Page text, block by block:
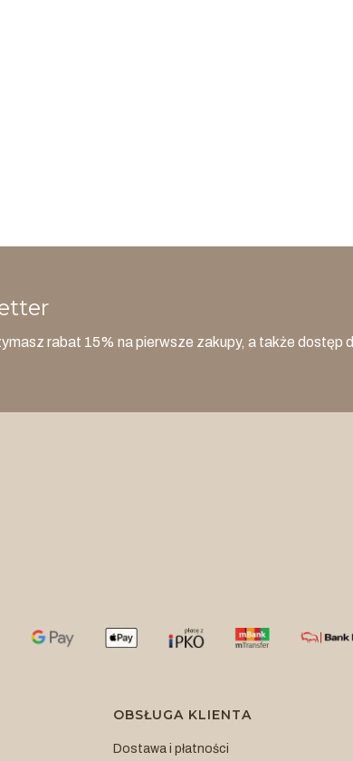
rabat 15% na pierwsze zakupy, a także dostęp
OBSŁUGA KLIENTA
Dostawa i płatności